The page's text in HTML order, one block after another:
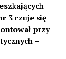
3 czuje się
przy
–